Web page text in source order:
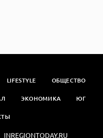
LIFESTYLE ОБЩЕСТВО
ЭКОНОМИКА ЮГ